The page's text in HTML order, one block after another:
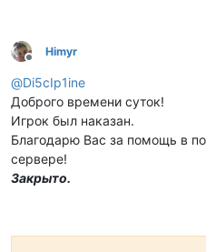
Не в сети
Himyr
@Di5cIp1ine
Доброго времени суток!
Игрок был наказан.
Благодарю Вас за помощь в
сервере!
Закрыто.